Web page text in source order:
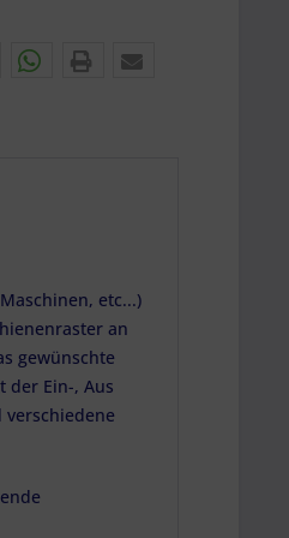
etc...)
an
gewünschte
Ein-, Aus